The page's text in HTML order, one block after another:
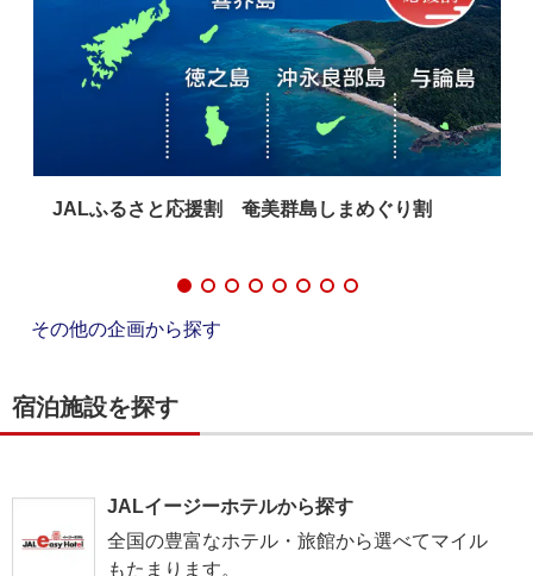
JALふるさと応援割 奄美群島しまめぐり割
その他の企画から探す
宿泊施設を探す
JALイージーホテルから探す
全国の豊富なホテル・旅館から選べてマイル
もたまります。